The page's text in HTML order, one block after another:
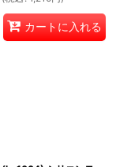
カートに入れる